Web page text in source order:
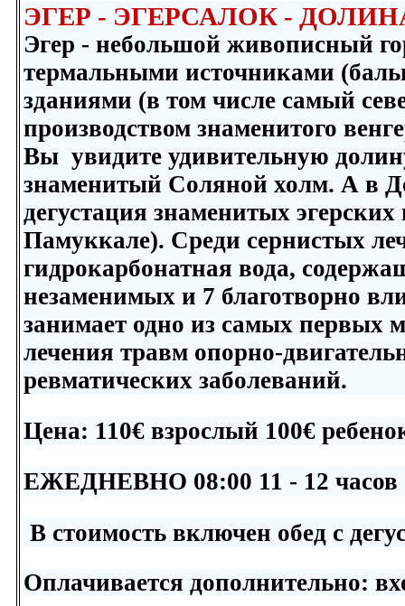
ЭГЕР - ЭГЕРСАЛОК -
Эгер - небольшой живописный
термальными источниками
зданиями (в том числе самый
производством знаменитого
Вы увидите удивительную
знаменитый Соляной холм. А в
дегустация знаменитых
Памуккале). Среди сернистых
гидрокарбонатная вода,
незаменимых и 7 благотворно
занимает одно из самых первых
лечения травм опорно-
ревматических заболеваний.
Цена: 110€ взрослый 100€
ЕЖЕДНЕВНО 08:00 11 - 12 часов
В стоимость включен обед с
Оплачивается дополнительно: